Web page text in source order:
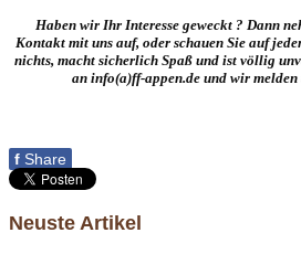
Haben wir Ihr Interesse geweckt ? Dann
Kontakt mit uns auf, oder schauen Sie auf
nichts, macht sicherlich Spaß und ist völlig
an info(a)ff-appen.de und wir melden
f Share
Neuste Artikel